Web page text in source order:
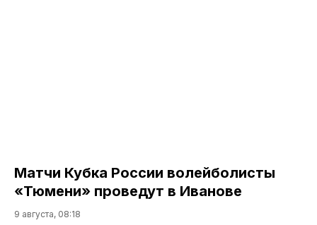
Матчи Кубка России волейболисты
«Тюмени» проведут в Иванове
9 августа, 08:18